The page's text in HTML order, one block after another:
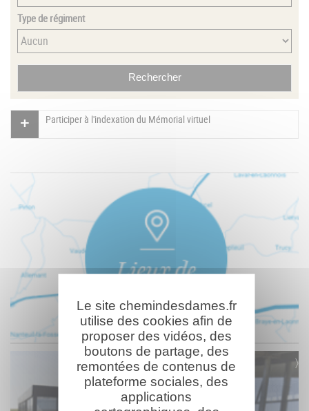
Type de régiment
Participer à l'indexation du Mémorial virtuel
Le site chemindesdames.fr
utilise des cookies afin de
proposer des vidéos, des
boutons de partage, des
remontées de contenus de
plateforme sociales, des
applications